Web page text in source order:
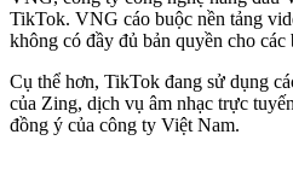
TikTok. VNG cáo buộc nền tảng
không có đầy đủ bản quyền cho các
Cụ thể hơn, TikTok đang sử dụng
của Zing, dịch vụ âm nhạc trực
đồng ý của công ty Việt Nam.